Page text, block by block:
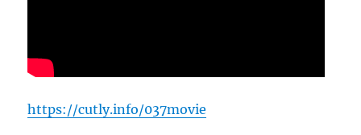
https://cutly.info/037movie